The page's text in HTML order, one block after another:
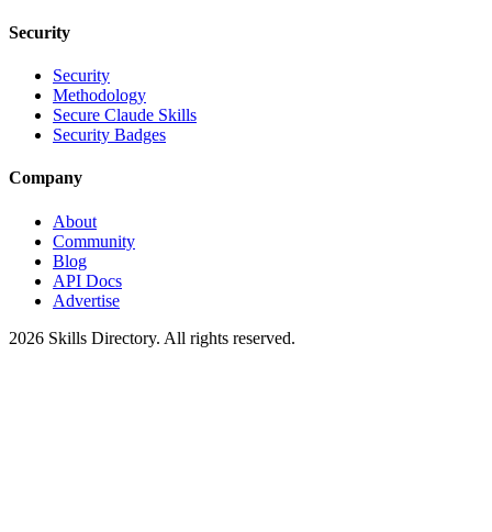
Security
Security
Methodology
Secure Claude Skills
Security Badges
Company
About
Community
Blog
API Docs
Advertise
2026 Skills Directory. All rights reserved.